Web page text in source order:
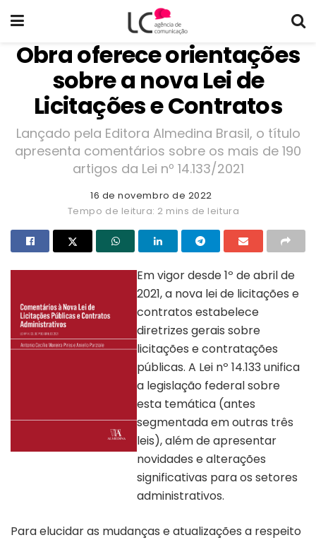
Obra oferece orientações
sobre a nova Lei de
Licitações e Contratos
Lançado pela Editora Almedina Brasil, o título
apresenta comentários sobre os mais de 190
artigos da Lei nº 14.133/2021
16 de novembro de 2022
Tempo de leitura: 2 mins de leitura
Em vigor desde 1º de abril de
2021, a nova lei de licitações e
contratos estabelece
diretrizes gerais sobre
licitações e contratações
públicas. A Lei nº 14.133 unifica
a legislação federal sobre
esta temática (antes
segmentada em outras três
leis), além de apresentar
novidades e alterações
significativas para os setores
administrativos.
Para elucidar as mudanças e atualizações a respeito